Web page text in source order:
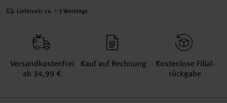
Lieferzeit: ca. 1-3 Werktage
Versand­kosten­frei
ab 34,99 €
Kauf auf Rechnung
Kosten­lose Filial­
rückgabe